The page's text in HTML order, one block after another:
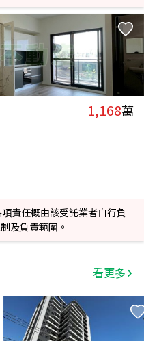
1,168萬
責任概由該受託業者自行負
及負責範圍。
看更多